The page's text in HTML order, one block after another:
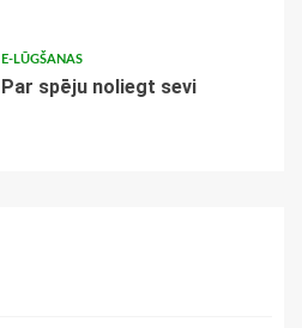
E-LŪGŠANAS
Par spēju noliegt sevi